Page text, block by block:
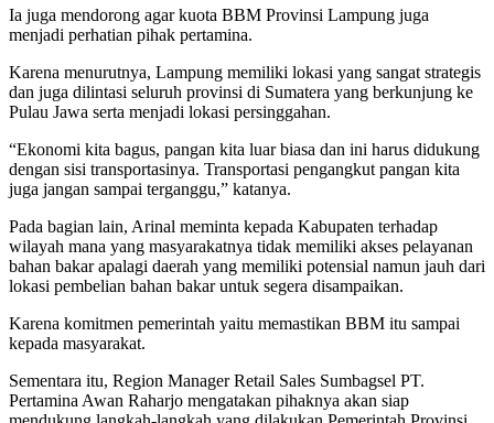
Ia juga mendorong agar kuota BBM Provinsi Lampung juga
menjadi perhatian pihak pertamina.
Karena menurutnya, Lampung memiliki lokasi yang sangat strategis
dan juga dilintasi seluruh provinsi di Sumatera yang berkunjung ke
Pulau Jawa serta menjadi lokasi persinggahan.
“Ekonomi kita bagus, pangan kita luar biasa dan ini harus didukung
dengan sisi transportasinya. Transportasi pengangkut pangan kita
juga jangan sampai terganggu,” katanya.
Pada bagian lain, Arinal meminta kepada Kabupaten terhadap
wilayah mana yang masyarakatnya tidak memiliki akses pelayanan
bahan bakar apalagi daerah yang memiliki potensial namun jauh dari
lokasi pembelian bahan bakar untuk segera disampaikan.
Karena komitmen pemerintah yaitu memastikan BBM itu sampai
kepada masyarakat.
Sementara itu, Region Manager Retail Sales Sumbagsel PT.
Pertamina Awan Raharjo mengatakan pihaknya akan siap